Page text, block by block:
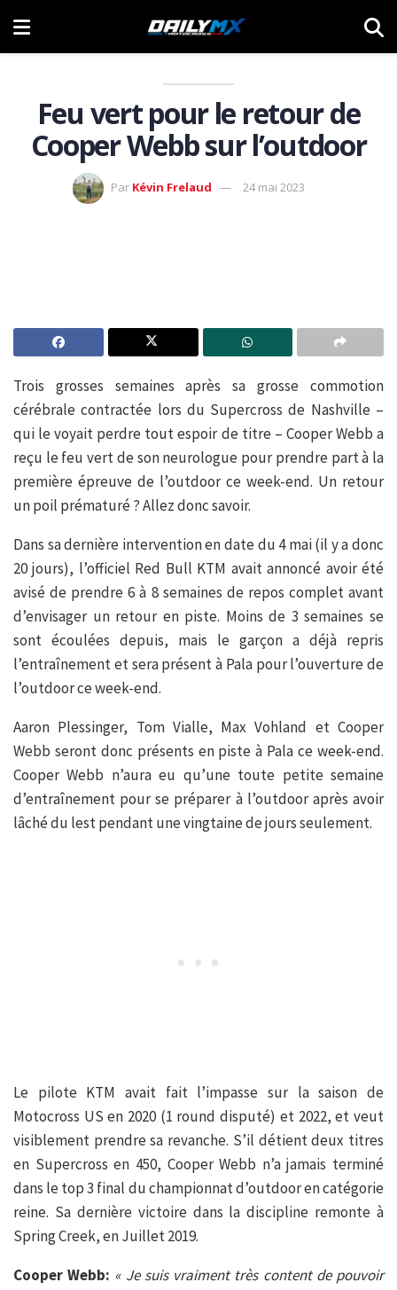
Feu vert pour le retour de
Cooper Webb sur l’outdoor
Par Kévin Frelaud 24 mai 2023
Trois grosses semaines après sa grosse commotion
cérébrale contractée lors du Supercross de Nashville –
qui le voyait perdre tout espoir de titre – Cooper Webb a
reçu le feu vert de son neurologue pour prendre part à la
première épreuve de l’outdoor ce week-end. Un retour
un poil prématuré ? Allez donc savoir.
Dans sa dernière intervention en date du 4 mai (il y a donc
20 jours), l’officiel Red Bull KTM avait annoncé avoir été
avisé de prendre 6 à 8 semaines de repos complet avant
d’envisager un retour en piste. Moins de 3 semaines se
sont écoulées depuis, mais le garçon a déjà repris
l’entraînement et sera présent à Pala pour l’ouverture de
l’outdoor ce week-end.
Aaron Plessinger, Tom Vialle, Max Vohland et Cooper
Webb seront donc présents en piste à Pala ce week-end.
Cooper Webb n’aura eu qu’une toute petite semaine
d’entraînement pour se préparer à l’outdoor après avoir
lâché du lest pendant une vingtaine de jours seulement.
Le pilote KTM avait fait l’impasse sur la saison de
Motocross US en 2020 (1 round disputé) et 2022, et veut
visiblement prendre sa revanche. S’il détient deux titres
en Supercross en 450, Cooper Webb n’a jamais terminé
dans le top 3 final du championnat d’outdoor en catégorie
reine. Sa dernière victoire dans la discipline remonte à
Spring Creek, en Juillet 2019.
Cooper Webb: « Je suis vraiment très content de pouvoir